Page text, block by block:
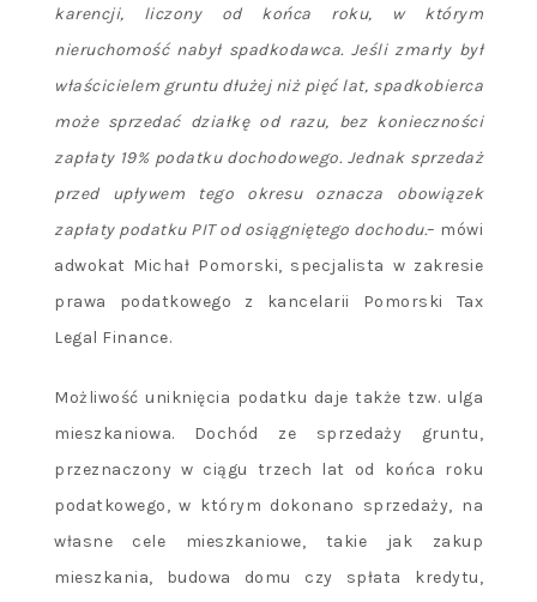
karencji, liczony od końca roku, w którym
nieruchomość nabył spadkodawca. Jeśli zmarły był
właścicielem gruntu dłużej niż pięć lat, spadkobierca
może sprzedać działkę od razu, bez konieczności
zapłaty 19% podatku dochodowego. Jednak sprzedaż
przed upływem tego okresu oznacza obowiązek
zapłaty podatku PIT od osiągniętego dochodu.– mówi
adwokat Michał Pomorski, specjalista w zakresie
prawa podatkowego z kancelarii Pomorski Tax
Legal Finance.
Możliwość uniknięcia podatku daje także tzw. ulga
mieszkaniowa. Dochód ze sprzedaży gruntu,
przeznaczony w ciągu trzech lat od końca roku
podatkowego, w którym dokonano sprzedaży, na
własne cele mieszkaniowe, takie jak zakup
mieszkania, budowa domu czy spłata kredytu,